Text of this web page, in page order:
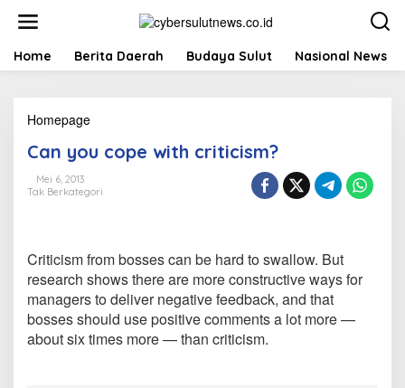
t
Home Berita Daerah Budaya Sulut Nasional News
Homepage
n
u
p
e
w
i
t
h
c
Can you cope with criticism?
Mei 6, 2013
Tak Berkategori
Criticism from bosses can be hard to swallow. But
research shows there are more constructive ways for
managers to deliver negative feedback, and that
bosses should use positive comments a lot more —
about six times more — than criticism.